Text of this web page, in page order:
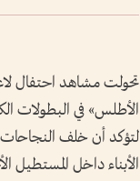
تحولت مشاهد احتفال
لتؤكد أن خلف
الأبناء داخل المستطيل